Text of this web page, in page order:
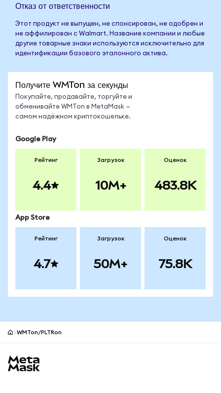
Отказ от ответственности
Этот продукт не выпущен, не спонсирован, не одобрен и
не аффилирован с Walmart. Название компании и любые
другие товарные знаки используются исключительно для
идентификации базового эталонного актива.
Получите WMTon за секунды
Покупайте, продавайте, торгуйте и
обменивайте WMTon в MetaMask —
самом надёжном криптокошельке.
Google Play
Рейтинг
4.4
Загрузок
10M+
Оценок
483.8K
App Store
Рейтинг
4.7
Загрузок
50M+
Оценок
75.8K
WMTon/PLTRon